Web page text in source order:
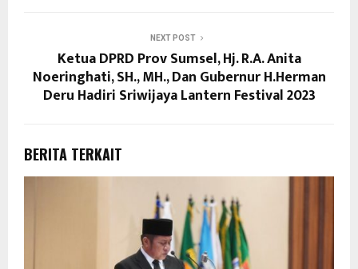
NEXT POST
Ketua DPRD Prov Sumsel, Hj. R.A. Anita
Noeringhati, SH., MH., Dan Gubernur H.Herman
Deru Hadiri Sriwijaya Lantern Festival 2023
BERITA TERKAIT